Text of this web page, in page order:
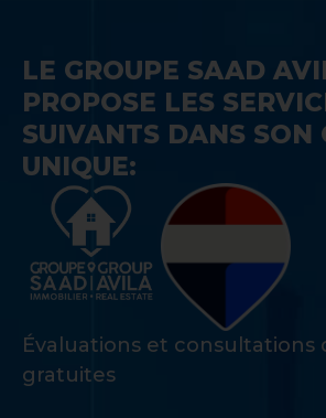
LE GROUPE SAAD
PROPOSE LES
SUIVANTS DANS SON
UNIQUE:
Évaluations et consultations
gratuites